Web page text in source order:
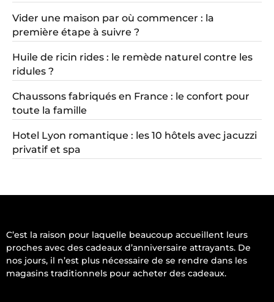
Vider une maison par où commencer : la
première étape à suivre ?
Huile de ricin rides : le remède naturel contre les
ridules ?
Chaussons fabriqués en France : le confort pour
toute la famille
Hotel Lyon romantique : les 10 hôtels avec jacuzzi
privatif et spa
C’est la raison pour laquelle beaucoup accueillent leurs
proches avec des cadeaux d’anniversaire attrayants. De
nos jours, il n’est plus nécessaire de se rendre dans les
magasins traditionnels pour acheter des cadeaux.